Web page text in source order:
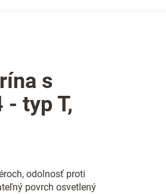
s
typ T,
odolnosť proti
povrch osvetlený